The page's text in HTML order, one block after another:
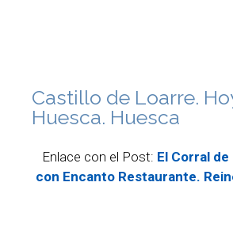
Castillo de Loarre.
Huesca. Huesca
Enlace con el Post: El Corral
con Encanto Restaurante.